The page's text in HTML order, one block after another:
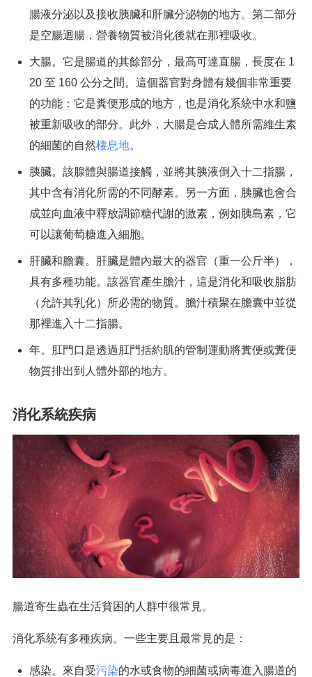
腸液分泌以及接收胰臟和肝臟分泌物的地方。第二部分
是空腸迴腸，營養物質被消化後就在那裡吸收。
大腸。它是腸道的其餘部分，最高可達直腸，長度在 1
20 至 160 公分之間。這個器官對身體有幾個非常重要
的功能：它是糞便形成的地方，也是消化系統中水和鹽
被重新吸收的部分。此外，大腸是合成人體所需維生素
的細菌的自然棲息地。
胰臟。該腺體與腸道接觸，並將其胰液倒入十二指腸，
其中含有消化所需的不同酵素。另一方面，胰臟也會合
成並向血液中釋放調節糖代謝的激素，例如胰島素，它
可以讓葡萄糖進入細胞。
肝臟和膽囊。肝臟是體內最大的器官（重一公斤半），
具有多種功能。該器官產生膽汁，這是消化和吸收脂肪
（允許其乳化）所必需的物質。膽汁積聚在膽囊中並從
那裡進入十二指腸。
年。肛門口是透過肛門括約肌的管制運動將糞便或糞便
物質排出到人體外部的地方。
消化系統疾病
腸道寄生蟲在生活貧困的人群中很常見。
消化系統有多種疾病。一些主要且最常見的是：
感染。來自受污染的水或食物的細菌或病毒進入腸道的